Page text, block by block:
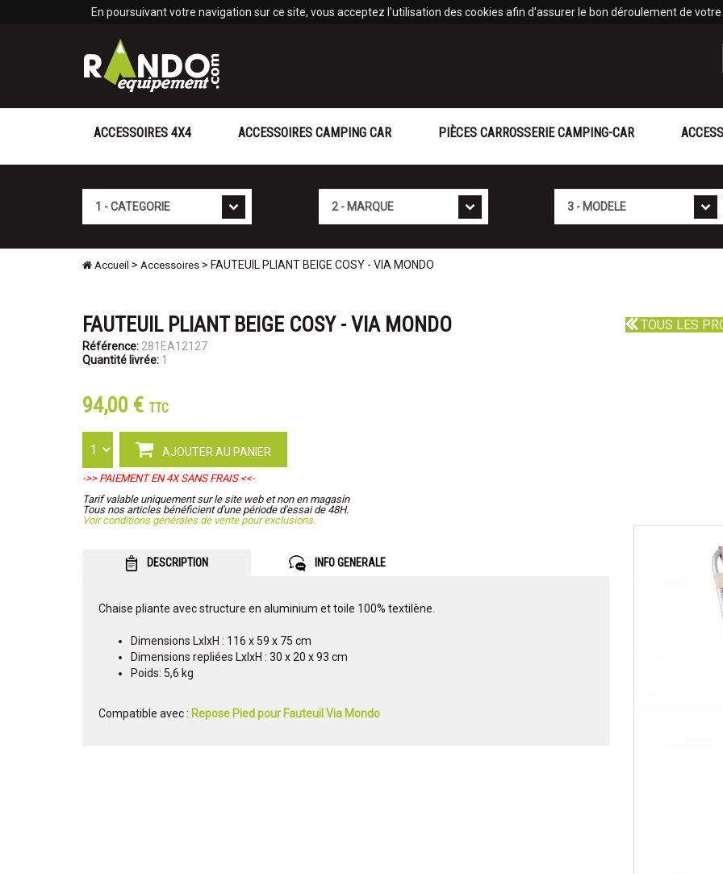
En poursuivant votre navigation sur ce site, vous acceptez l'utilisation des cookies afin d'assurer le bon déroulement de
ACCESSOIRES 4X4 ACCESSOIRES CAMPING CAR PIÈCES CARROSSERIE CAMPING-CAR
Accueil > Accessoires > FAUTEUIL PLIANT BEIGE COSY - VIA MONDO
TOUS LES
FAUTEUIL PLIANT BEIGE COSY - VIA MONDO
Référence: 281EA12127
Quantité livrée: 1
94,00 € TTC
AJOUTER AU PANIER
->> PAIEMENT EN 4X SANS FRAIS <<-
Tarif valable uniquement sur le site web et non en magasin
Tous nos articles bénéficient d'une période d'essai de 48H.
Voir conditions générales de vente pour exclusions.
DESCRIPTION INFO GENERALE
Chaise pliante avec structure en aluminium et toile 100% textilène.
Dimensions LxlxH : 116 x 59 x 75 cm
Dimensions repliées LxlxH : 30 x 20 x 93 cm
Poids: 5,6 kg
Compatible avec : Repose Pied pour Fauteuil Via Mondo
Panneau de gestion des cookies